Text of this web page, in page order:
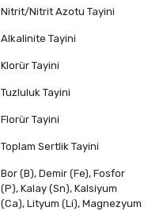
Nitrit/Nitrit Azotu Tayini
Alkalinite Tayini
Klorür Tayini
Tuzluluk Tayini
Florür Tayini
Toplam Sertlik Tayini
Bor (B), Demir (Fe), Fosfor
(P), Kalay (Sn), Kalsiyum
(Ca), Lityum (Li), Magnezyum